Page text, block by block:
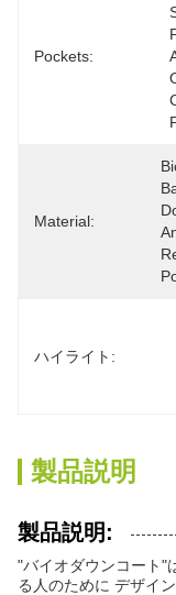
Pockets:
Material:
ハイライト:
製品説明
製品説明:
"バイオダウンコート"
る人のために デザイ